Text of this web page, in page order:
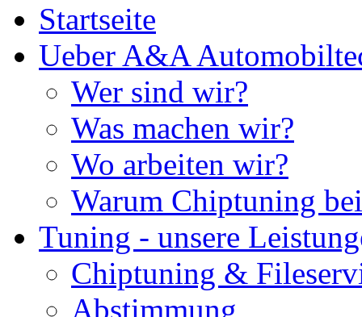
Startseite
Ueber A&A
Wer sind wir?
Was machen wir?
Wo arbeiten wir?
Warum Chiptuning
Tuning - unsere
Chiptuning &
Abstimmung